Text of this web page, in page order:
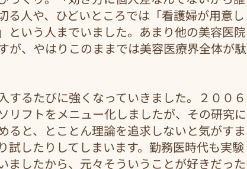
る人や、ひどいところでは「看護婦が用意し
という人までいました。あまり他の美容医院
が、やはりこのままでは美容医療界全体が駄
するたびに強くなっていきました。２００６
リフトをメニュー化しましたが、その研究に
ると、とことん理論を追求しないと気がすま
試したりしてしまいます。勤務医時代も実験
ましたから、元々そういうことが好きだった